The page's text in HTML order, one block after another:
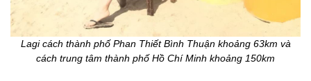
Lagi cách thành phố Phan Thiết Bình Thuận khoảng 63km và
cách trung tâm thành phố Hồ Chí Minh khoảng 150km